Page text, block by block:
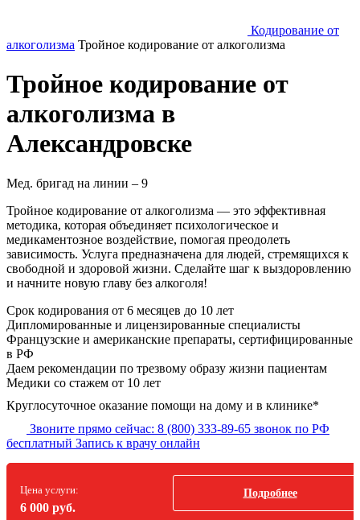
Кодирование от
алкоголизма Тройное кодирование от алкоголизма
Тройное кодирование от
алкоголизма в
Александровске
Мед. бригад на линии – 9
Тройное кодирование от алкоголизма — это эффективная
методика, которая объединяет психологическое и
медикаментозное воздействие, помогая преодолеть
зависимость. Услуга предназначена для людей, стремящихся к
свободной и здоровой жизни. Сделайте шаг к выздоровлению
и начните новую главу без алкоголя!
Срок кодирования от 6 месяцев до 10 лет
Дипломированные и лицензированные специалисты
Французские и американские препараты, сертифицированные
в РФ
Даем рекомендации по трезвому образу жизни пациентам
Медики со стажем от 10 лет
Круглосуточное оказание помощи на дому и в клинике*
Звоните прямо сейчас: 8 (800) 333-89-65 звонок по РФ
бесплатный Запись к врачу онлайн
Цена услуги:
6 000 руб.
Подробнее